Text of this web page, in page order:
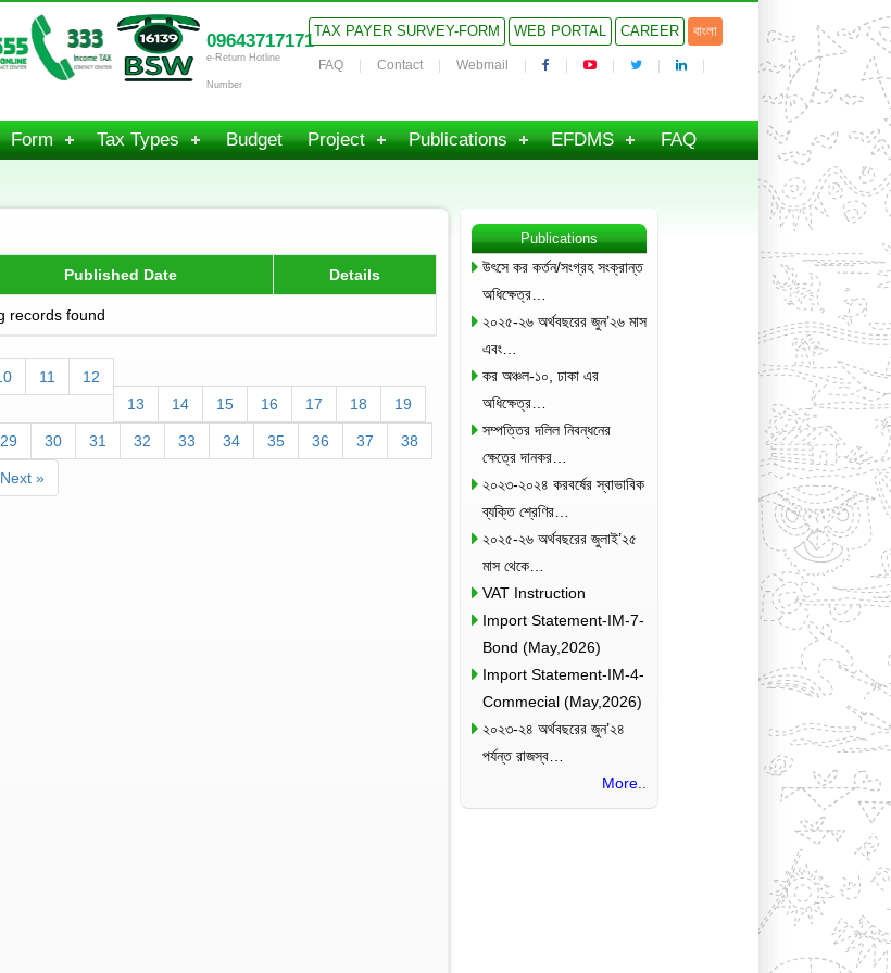
09643717171
e-Return Hotline
Number
TAX PAYER SURVEY-FORM WEB PORTAL CAREER বাংলা
FAQ Contact Webmail
Form Tax Types Budget Project Publications EFDMS FAQ
Published Date Details
records found
11
12
13
14 15 16 17 18 19
29 30 31 32 33 34 35 36 37 38
Next »
Publications
উৎসে কর কর্তন/সংগ্রহ সংক্রান্ত
অধিক্ষেত্র…
২০২৫-২৬ অর্থবছরের জুন’২৬ মাস
এবং…
কর অঞ্চল-১০, ঢাকা এর
অধিক্ষেত্র…
সম্পত্তির দলিল নিবন্ধনের
ক্ষেত্রে দানকর…
২০২৩-২০২৪ করবর্ষের স্বাভাবিক
ব্যক্তি শ্রেণির…
২০২৫-২৬ অর্থবছরের জুলাই’২৫
মাস থেকে…
VAT Instruction
Import Statement-IM-7-
Bond (May,2026)
Import Statement-IM-4-
Commecial (May,2026)
২০২৩-২৪ অর্থবছরের জুন’২৪
পর্যন্ত রাজস্ব…
More..